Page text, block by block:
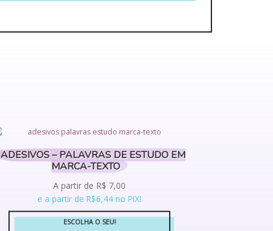
ADESIVOS – PALAVRAS DE ESTUDO EM
MARCA-TEXTO
A partir de R$ 7,00
e a partir de R$6,44 no PIX!
ESCOLHA O SEU!